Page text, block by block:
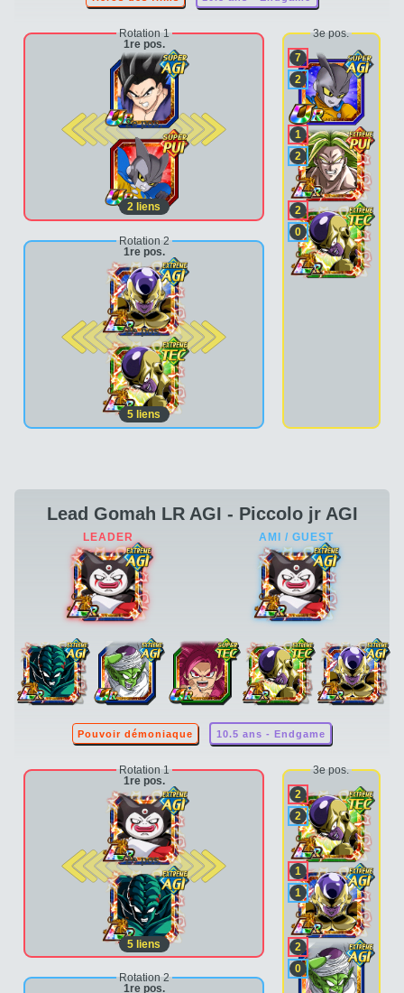
Rotation 1
1re pos.
2e pos.
2 liens
Rotation 2
1re pos.
2e pos.
5 liens
3e pos.
7
2
1
2
2
0
Lead Gomah LR AGI - Piccolo jr AGI
Pouvoir démoniaque 10.5 ans - Endgame
Rotation 1
1re pos.
2e pos.
5 liens
Rotation 2
1re pos.
3e pos.
2
2
1
1
2
0